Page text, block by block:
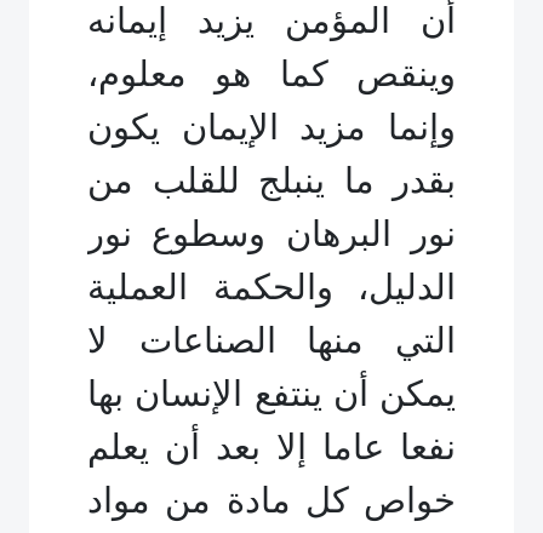
أن المؤمن يزيد إيمانه
وينقص كما هو معلوم،
وإنما مزيد الإيمان يكون
بقدر ما ينبلج للقلب من
نور البرهان وسطوع نور
الدليل، والحكمة العملية
التي منها الصناعات لا
يمكن أن ينتفع الإنسان بها
نفعا عاما إلا بعد أن يعلم
خواص كل مادة من مواد